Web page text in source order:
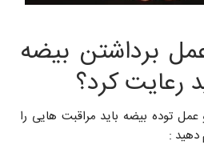
برداشتن بیضه
رعایت کرد؟
توده بیضه باید مراقبت هایی را
: